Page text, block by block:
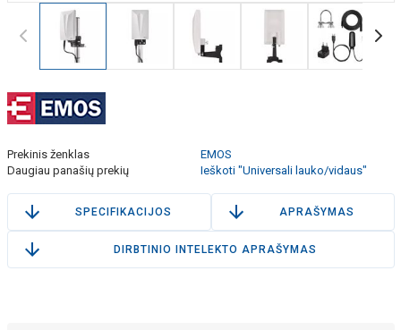
Prekinis ženklas
EMOS
Daugiau panašių prekių
Ieškoti "Universali lauko/vidaus"
SPECIFIKACIJOS APRAŠYMAS
DIRBTINIO INTELEKTO APRAŠYMAS